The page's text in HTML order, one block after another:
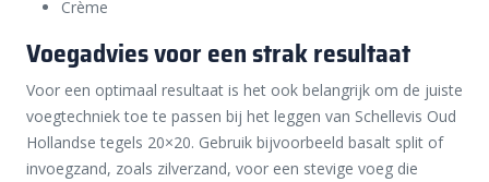
Crème
Voegadvies voor een strak resultaat
Voor een optimaal resultaat is het ook belangrijk om de juiste
voegtechniek toe te passen bij het leggen van Schellevis Oud
Hollandse tegels 20×20. Gebruik bijvoorbeeld basalt split of
invoegzand, zoals zilverzand, voor een stevige voeg die